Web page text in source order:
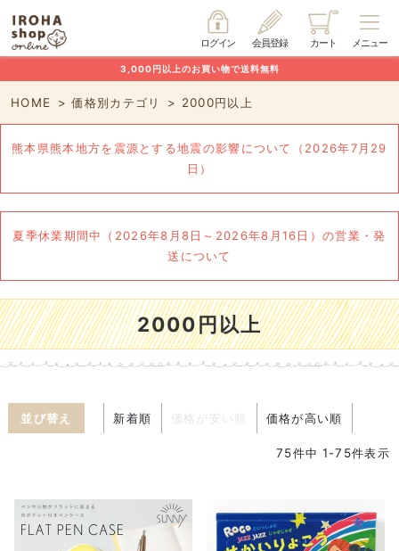
メニュー
カート
会員登録
ログイン
3,000円以上のお買い物で送料無料
HOME 価格別カテゴリ 2000円以上
熊本県熊本地方を震源とする地震の影響について（2026年7月29
日）
夏季休業期間中（2026年8月8日～2026年8月16日）の営業・発
送について
2000円以上
並び替え 新着順 価格が安い順 価格が高い順
75件中 1-75件表示